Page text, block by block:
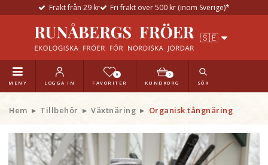
Frakt från 29 kr Fri frakt över 500 kr (inom Sverige)*
MENY LOGGA IN
0
FAVORITER
0
KUNDKORG SÖK
Hem Tillbehör Växtnäring Organisk tångnäring